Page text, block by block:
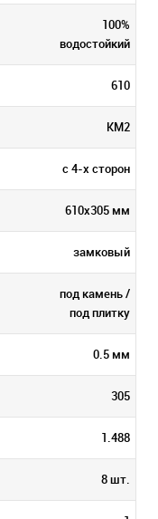
100%
водостойкий
610
КМ2
с 4-х сторон
610х305 мм
замковый
под камень /
под плитку
0.5 мм
305
1.488
8 шт.